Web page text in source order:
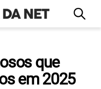
que
em 2025